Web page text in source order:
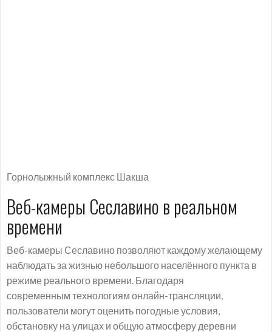
Горнолыжный комплекс Шакша
Веб-камеры Сеславино в реальном
времени
Веб-камеры Сеславино позволяют каждому желающему
наблюдать за жизнью небольшого населённого пункта в
режиме реального времени. Благодаря
современным технологиям онлайн-трансляции,
пользователи могут оценить погодные условия,
обстановку на улицах и общую атмосферу деревни